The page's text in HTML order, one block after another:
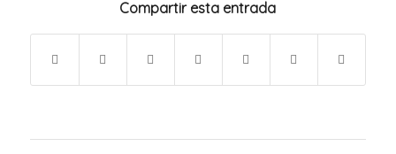
Compartir esta entrada